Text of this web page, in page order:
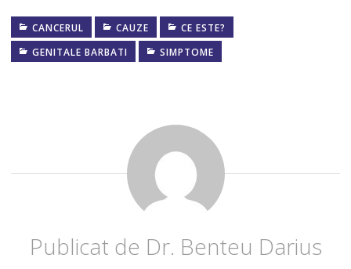
CANCERUL CAUZE
CE ESTE?
GENITALE BARBATI
SIMPTOME
ADENOM
DE
PROSTATA
Publicat de Dr. Benteu Darius